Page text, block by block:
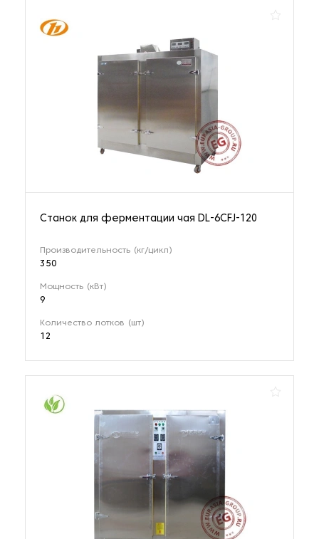
Станок для ферментации чая DL-6CFJ-120
Производительность (кг/цикл)
350
Мощность (кВт)
9
Количество лотков (шт)
12